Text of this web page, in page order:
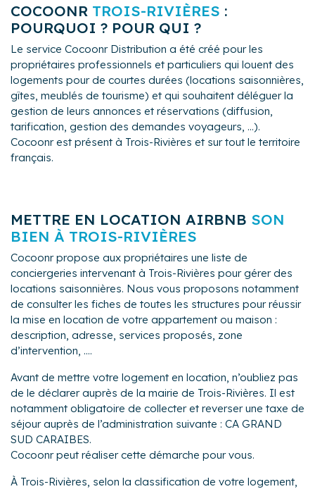
COCOONR TROIS-RIVIÈRES :
POURQUOI ? POUR QUI ?
Le service Cocoonr Distribution a été créé pour les
propriétaires professionnels et particuliers qui louent des
logements pour de courtes durées (locations saisonnières,
gîtes, meublés de tourisme) et qui souhaitent déléguer la
gestion de leurs annonces et réservations (diffusion,
tarification, gestion des demandes voyageurs, ...).
Cocoonr est présent à Trois-Rivières et sur tout le territoire
français.
METTRE EN LOCATION AIRBNB SON
BIEN À TROIS-RIVIÈRES
Cocoonr propose aux propriétaires une liste de
conciergeries intervenant à Trois-Rivières pour gérer des
locations saisonnières. Nous vous proposons notamment
de consulter les fiches de toutes les structures pour réussir
la mise en location de votre appartement ou maison :
description, adresse, services proposés, zone
d’intervention, ....
Avant de mettre votre logement en location, n’oubliez pas
de le déclarer auprès de la mairie de Trois-Rivières. Il est
notamment obligatoire de collecter et reverser une taxe de
séjour auprès de l’administration suivante : CA GRAND
SUD CARAIBES.
Cocoonr peut réaliser cette démarche pour vous.
À Trois-Rivières, selon la classification de votre logement,